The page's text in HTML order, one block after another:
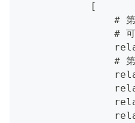
            [
# 第
# 可以启用
# 第